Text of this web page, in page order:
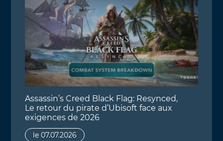
Assassin’s Creed Black Flag: Resynced,
Le retour du pirate d’Ubisoft face aux
exigences de 2026
le 07.07.2026